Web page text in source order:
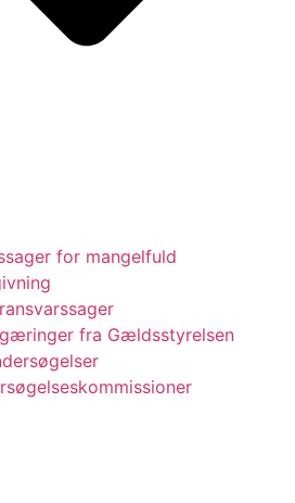
for mangelfuld
fra Gældsstyrelsen